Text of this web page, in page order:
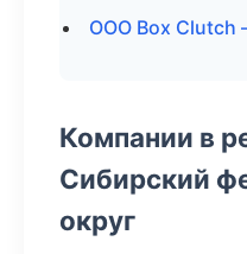
ООО Box Clutch
Компании в
Сибирский
округ